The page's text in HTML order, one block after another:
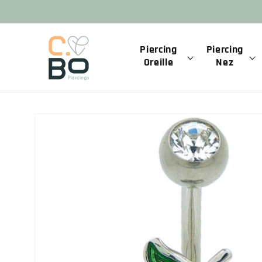
au
contenu
Piercing
Oreille
Piercing
Nez